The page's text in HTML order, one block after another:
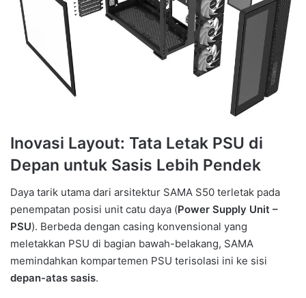
Inovasi Layout: Tata Letak PSU di
Depan untuk Sasis Lebih Pendek
Daya tarik utama dari arsitektur SAMA S50 terletak pada
penempatan posisi unit catu daya (Power Supply Unit –
PSU). Berbeda dengan casing konvensional yang
meletakkan PSU di bagian bawah-belakang, SAMA
memindahkan kompartemen PSU terisolasi ini ke sisi
depan-atas sasis.